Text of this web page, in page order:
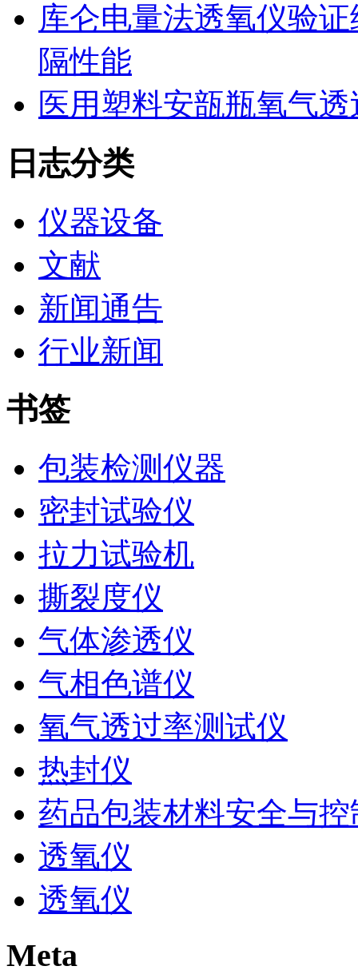
库仑电量法透氧仪验
隔性能
医用塑料安瓿瓶氧气
日志分类
仪器设备
文献
新闻通告
行业新闻
书签
包装检测仪器
密封试验仪
拉力试验机
撕裂度仪
气体渗透仪
气相色谱仪
氧气透过率测试仪
热封仪
药品包装材料安全与
透氧仪
透氧仪
Meta